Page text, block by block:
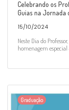
Celebrando os
Guias na Jornada
15/10/2024
Neste Dia do
homenagem especial
Graduação